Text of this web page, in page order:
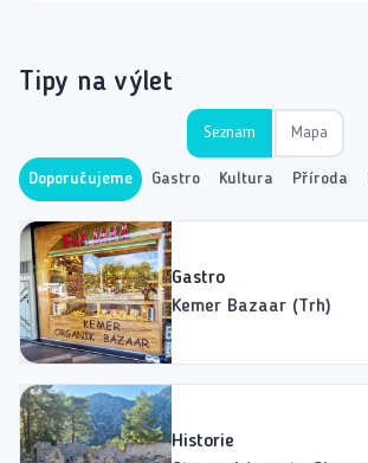
Tipy na výlet
Seznam Mapa
Doporučujeme Gastro Kultura Příroda
Gastro
Kemer Bazaar (Trh)
Historie